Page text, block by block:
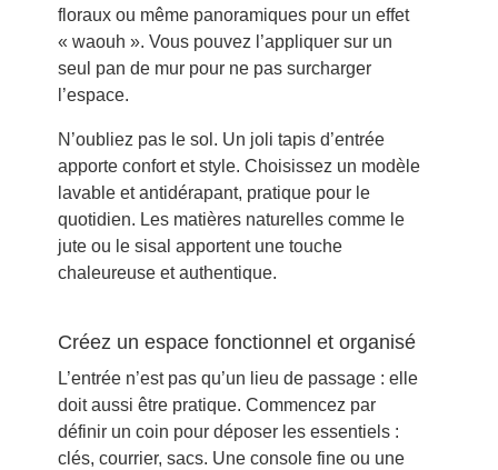
floraux ou même panoramiques pour un effet
« waouh ». Vous pouvez l’appliquer sur un
seul pan de mur pour ne pas surcharger
l’espace.
N’oubliez pas le sol. Un joli tapis d’entrée
apporte confort et style. Choisissez un modèle
lavable et antidérapant, pratique pour le
quotidien. Les matières naturelles comme le
jute ou le sisal apportent une touche
chaleureuse et authentique.
Créez un espace fonctionnel et organisé
L’entrée n’est pas qu’un lieu de passage : elle
doit aussi être pratique. Commencez par
définir un coin pour déposer les essentiels :
clés, courrier, sacs. Une console fine ou une